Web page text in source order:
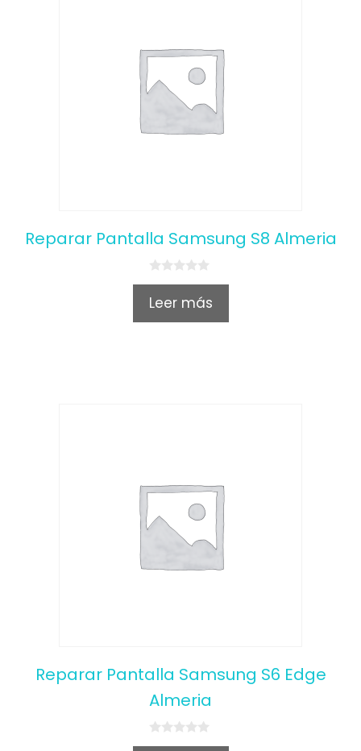
Reparar Pantalla Samsung S8 Almeria
0
u
Leer más
Reparar Pantalla Samsung S6 Edge
Almeria
0